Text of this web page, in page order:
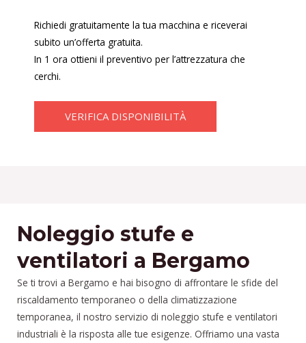
Richiedi gratuitamente la tua macchina e riceverai
subito un’offerta gratuita.
In 1 ora ottieni il preventivo per l’attrezzatura che
cerchi.
VERIFICA DISPONIBILITÀ
Noleggio stufe e
ventilatori a Bergamo
Se ti trovi a Bergamo e hai bisogno di affrontare le sfide del
riscaldamento temporaneo o della climatizzazione
temporanea, il nostro servizio di noleggio stufe e ventilatori
industriali è la risposta alle tue esigenze. Offriamo una vasta